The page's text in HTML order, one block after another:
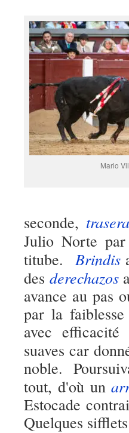
Mario
seconde, trasera
Julio Norte par
titube. Brindis
des derechazos
avance au pas
par la
avec efficacité
suaves car
noble.
tout, d'où un
Estocade
Quelques